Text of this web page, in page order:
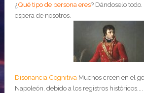
¿Qué tipo de persona eres? Dándoselo todo.
espera de nosotros.
Disonancia Cognitiva Muchos creen en el
Napoleón, debido a los registros históricos....